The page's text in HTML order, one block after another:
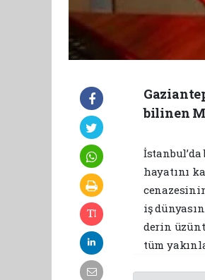
bilinen
hayatını
iş
derin
tüm